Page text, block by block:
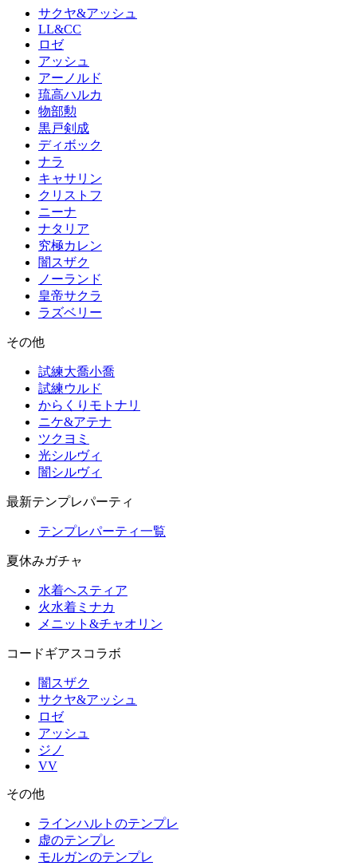
サクヤ&アッシュ
LL&CC
ロゼ
アッシュ
アーノルド
琉高ハルカ
物部勲
黒戸剣成
ディボック
ナラ
キャサリン
クリストフ
ニーナ
ナタリア
究極カレン
闇スザク
ノーランド
皇帝サクラ
ラズベリー
その他
試練大喬小喬
試練ウルド
からくりモトナリ
ニケ&アテナ
ツクヨミ
光シルヴィ
闇シルヴィ
最新テンプレパーティ
テンプレパーティ一覧
夏休みガチャ
水着ヘスティア
火水着ミナカ
メニット&チャオリン
コードギアスコラボ
闇スザク
サクヤ&アッシュ
ロゼ
アッシュ
ジノ
VV
その他
ラインハルトのテンプレ
虚のテンプレ
モルガンのテンプレ